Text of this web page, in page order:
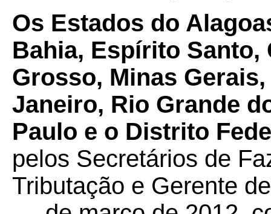
Os Estados do
Bahia, Espírito Santo,
Grosso, Minas
Janeiro, Rio Grande
Paulo e o Distrito
pelos Secretários de
Tributação e Gerente